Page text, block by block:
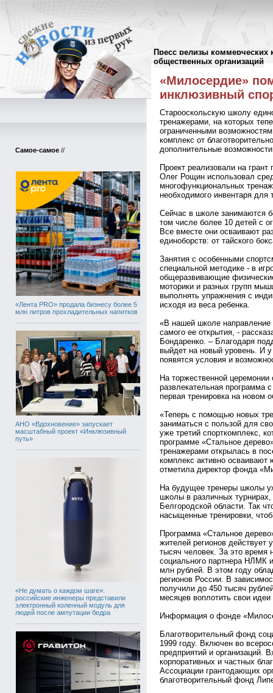
Пресс релизы коммерческих
общественных организаций
Самое-самое //
«Лента PRO» продала бизнесу более 5
млн литров прохладительных напитков
АНО «Вдохновение» запускает
масштабный проект «Инклюзивный
путь»
«Не думать о каждом шаге»:
российские инженеры представили
электронный коленный модуль для
людей после ампутации бедра
Пресс-релизы//
«Милосердие»
инклюзивный
Старооскольскую школу
тренажерами, на которых
ограниченными
комплекс от
дополнительные
Проект реализовали на
Олег Рощин использовал
многофункциональных
необходимого инвентаря для
Сейчас в школе занимаются
том числе более 10 детей с
Все вместе они осваивают
единоборств: от тайского
Занятия с особенными
специальной методике - в
общеразвивающие
моторики и разных групп
выполнять упражнения с
исходя из веса ребенка.
«В нашей школе
самого ее открытия, -
Бондаренко. – Благодаря
выйдет на новый уровень. И
появятся условия и
На торжественной
развлекательная программа
первая тренировка на новом
«Теперь с помощью новых
заниматься с пользой для
уже третий спорткомплекс,
программе «Стальное
тренажерами открылась в
комплекс активно
отметила директор фонда
На будущее тренеры школы
школы в различных
Белгородской области. Так
насыщенные тренировки,
Программа «Стальное
жителей регионов действует
тысяч человек. За это время
социального партнера НЛМК
млн рублей. В этом году
регионов России. В
получили до 450 тысяч
месяцев воплотить свои
Информация о фонде
Благотворительный фонд
1999 году. Включен во
предприятий и организаций.
корпоративных и частных
Ассоциации грантодающих
благотворительный фонд